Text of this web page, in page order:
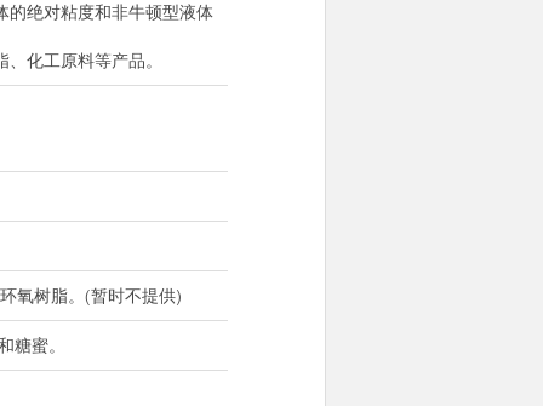
的绝对粘度和非牛顿型液体
化工原料等产品。
氧树脂。(暂时不提供)
糖蜜。